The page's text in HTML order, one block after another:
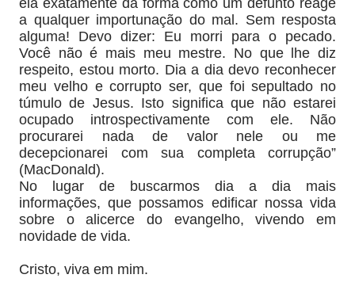
ela exatamente da forma como um defunto reage
a qualquer importunação do mal. Sem resposta
alguma! Devo dizer: Eu morri para o pecado.
Você não é mais meu mestre. No que lhe diz
respeito, estou morto. Dia a dia devo reconhecer
meu velho e corrupto ser, que foi sepultado no
túmulo de Jesus. Isto significa que não estarei
ocupado introspectivamente com ele. Não
procurarei nada de valor nele ou me
decepcionarei com sua completa corrupção”
(MacDonald).
No lugar de buscarmos dia a dia mais
informações, que possamos edificar nossa vida
sobre o alicerce do evangelho, vivendo em
novidade de vida.
Cristo, viva em mim.